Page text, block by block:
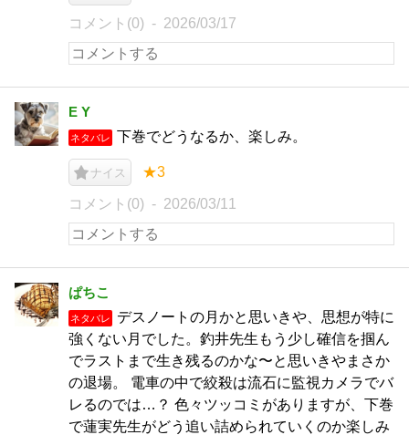
コメント(0) 2026/03/17
E Y
ネタバレ 下巻でどうなるか、楽しみ。
ナイス ★3
コメント(0) 2026/03/11
ぱちこ
ネタバレ
デスノートの月かと思いきや、思想が特に
強くない月でした。釣井先生もう少し確信を掴ん
でラストまで生き残るのかな〜と思いきやまさか
の退場。 電車の中で絞殺は流石に監視カメラでバ
レるのでは…？ 色々ツッコミがありますが、下巻
で蓮実先生がどう追い詰められていくのか楽しみ